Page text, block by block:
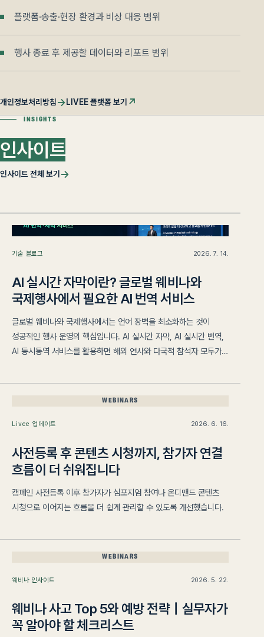
플랫폼·송출·현장 환경과 비상 대응 범위
행사 종료 후 제공할 데이터와 리포트 범위
개인정보처리방침→LIVEE 플랫폼 보기 ↗
INSIGHTS
인사이트
인사이트 전체 보기 →
기술 블로그 2026. 7. 14.
AI 실시간 자막이란? 글로벌 웨비나와
국제행사에서 필요한 AI 번역 서비스
글로벌 웨비나와 국제행사에서는 언어 장벽을 최소화하는 것이
성공적인 행사 운영의 핵심입니다. AI 실시간 자막, AI 실시간 번역,
AI 동시통역 서비스를 활용하면 해외 연사와 다국적 참석자 모두가
WEBINARS
Livee 업데이트 2026. 6. 16.
사전등록 후 콘텐츠 시청까지, 참가자 연결
흐름이 더 쉬워집니다
캠페인 사전등록 이후 참가자가 심포지엄 참여나 온디맨드 콘텐츠
시청으로 이어지는 흐름을 더 쉽게 관리할 수 있도록 개선했습니다.
WEBINARS
웨비나 인사이트 2026. 5. 22.
웨비나 사고 Top 5와 예방 전략｜실무자가
꼭 알아야 할 체크리스트